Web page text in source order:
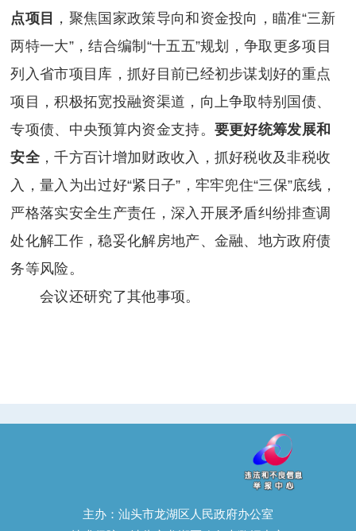
点项目
，聚焦国家政策导向和资金投向，瞄准“三新
两特一大”，结合编制“十五五”规划，争取更多项目
列入省市项目库，抓好目前已经初步谋划好的重点
项目，积极拓宽投融资渠道，向上争取特别国债、
专项债、中央预算内资金支持。 要更好统筹发展和
安全，千方百计增加财政收入，抓好税收及非税收
入，量入为出过好“紧日子”，牢牢兜住“三保”底线，
严格落实安全生产责任，深入开展矛盾纠纷排查调
处化解工作，稳妥化解房地产、金融、地方政府债
务等风险。
会议还研究了其他事项。
主办：汕头市龙湖区人民政府办公室